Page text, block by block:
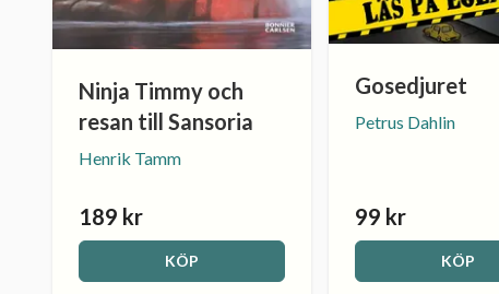
Ninja Timmy och
resan till Sansoria
Henrik Tamm
189 kr
KÖP
Gosedjuret
Petrus Dahlin
99 kr
KÖP